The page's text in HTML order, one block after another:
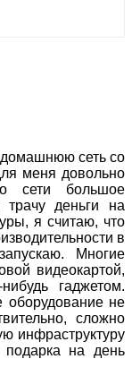
сеть со
меня довольно
сети большое
деньги на
я считаю, что
в
Многие
видеокартой,
гаджетом.
оборудование не
сложно
инфраструктуру
подарка на день